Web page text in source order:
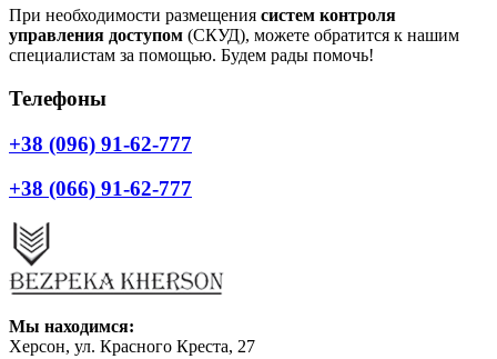
При необходимости размещения систем контроля
управления доступом (СКУД), можете обратится к нашим
специалистам за помощью. Будем рады помочь!
Телефоны
+38 (096) 91-62-777
+38 (066) 91-62-777
Мы находимся:
Херсон, ул. Красного Креста, 27